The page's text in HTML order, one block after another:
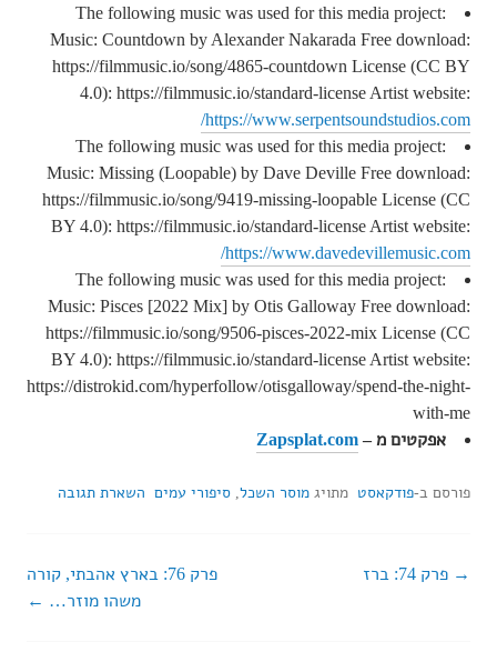
The following music was used for this media project:
Music: Countdown by Alexander Nakarada Free download:
https://filmmusic.io/song/4865-countdown License (CC BY
4.0): https://filmmusic.io/standard-license Artist website:
https://www.serpentsoundstudios.com/
The following music was used for this media project:
Music: Missing (Loopable) by Dave Deville Free download:
https://filmmusic.io/song/9419-missing-loopable License (CC
BY 4.0): https://filmmusic.io/standard-license Artist website:
https://www.davedevillemusic.com/
The following music was used for this media project:
Music: Pisces [2022 Mix] by Otis Galloway Free download:
https://filmmusic.io/song/9506-pisces-2022-mix License (CC
BY 4.0): https://filmmusic.io/standard-license Artist website:
https://distrokid.com/hyperfollow/otisgalloway/spend-the-night-
with-me
אפקטים מ –Zapsplat.com
פורסם ב-פודקאסט מתויג מוסר השכל, סיפורי עמים השארת תגובה
ניווט
פרק 74: ברז
פרק 76: בארץ אהבתי, קורה
משהו מוזר…